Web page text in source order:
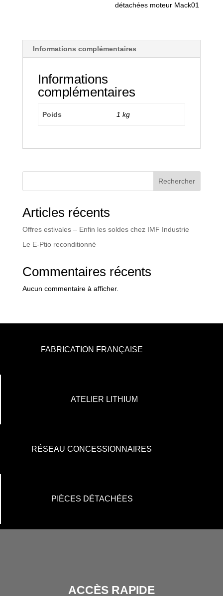
détachées moteur Mack01
Informations complémentaires
Informations
complémentaires
Poids 1 kg
Rechercher
Articles récents
Offres estivales – Enfin les soldes chez IMF Industrie
Le E-Ptio reconditionné
Commentaires récents
Aucun commentaire à afficher.
FABRICATION FRANÇAISE
ATELIER LITHIUM
RÉSEAU CONCESSIONNAIRES
PIÈCES DÉTACHÉES
ACCÈS RAPIDE